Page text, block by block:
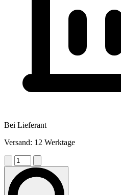
Bei Lieferant
Versand: 12 Werktage